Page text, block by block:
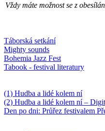
Vždy máte možnost se z
Táborská setkání
Mighty sounds
Bohemia Jazz Fest
Tabook - festival literatury
(1) Hudba a lidé kolem ní
(2) Hudba a lidé kolem ní –
Den po dni: Průřez festivalem